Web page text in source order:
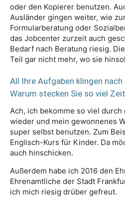
oder den Kopierer benutzen.
Ausländer gingen weiter, wie
Formularberatung oder
das Jobcenter zurzeit auch
Bedarf nach Beratung riesig.
Teil gar nicht mehr, wo sie
All Ihre Aufgaben klingen
Warum stecken Sie so viel
Ach, ich bekomme so viel durch
wieder und mein gewonnenes
super selbst benutzen. Zum
Englisch-Kurs für Kinder. Da
auch hinschicken.
Außerdem habe ich 2016 den
Ehrenamtliche der Stadt
ich mich riesig drüber gefreut.